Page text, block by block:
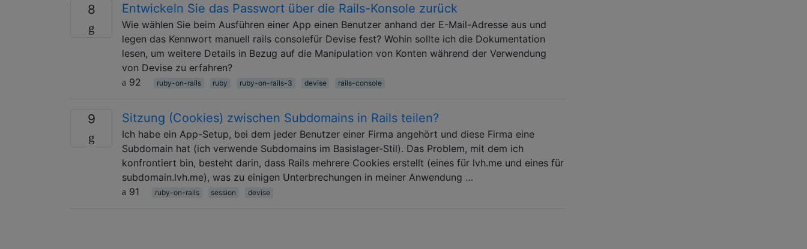
8 Entwickeln Sie das Passwort über die Rails-Konsole zurück
Wie wählen Sie beim Ausführen einer App einen Benutzer anhand der E-Mail-Adresse aus und
legen das Kennwort manuell rails consolefür Devise fest? Wohin sollte ich die Dokumentation
lesen, um weitere Details in Bezug auf die Manipulation von Konten während der Verwendung
von Devise zu erfahren?
92
ruby-on-rails ruby ruby-on-rails-3 devise rails-console
9 Sitzung (Cookies) zwischen Subdomains in Rails teilen?
Ich habe ein App-Setup, bei dem jeder Benutzer einer Firma angehört und diese Firma eine
Subdomain hat (ich verwende Subdomains im Basislager-Stil). Das Problem, mit dem ich
konfrontiert bin, besteht darin, dass Rails mehrere Cookies erstellt (eines für lvh.me und eines für
subdomain.lvh.me), was zu einigen Unterbrechungen in meiner Anwendung …
91
ruby-on-rails session devise